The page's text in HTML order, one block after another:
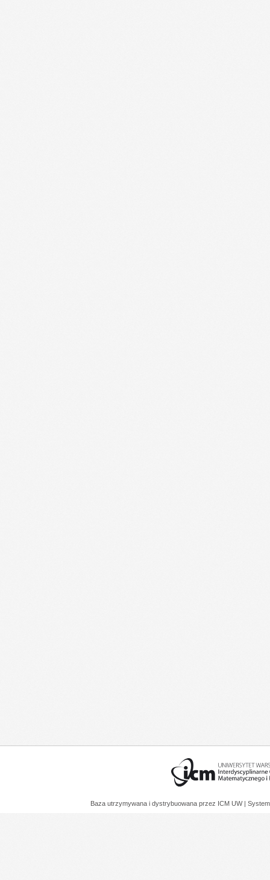
Baza utrzymywana i dystrybuowana przez ICM UW |